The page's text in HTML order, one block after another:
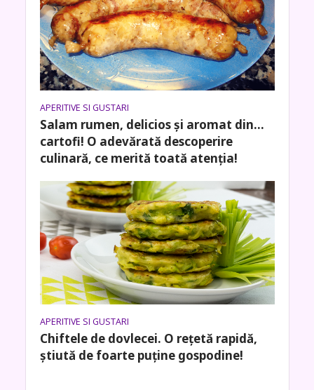
APERITIVE SI GUSTARI
Salam rumen, delicios și aromat din…
cartofi! O adevărată descoperire
culinară, ce merită toată atenția!
APERITIVE SI GUSTARI
Chiftele de dovlecei. O rețetă rapidă,
știută de foarte puține gospodine!